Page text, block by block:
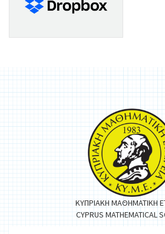
ΚΥΠΡΙΑΚΗ ΜΑΘΗΜΑΤΙΚΗ
CYPRUS MATHEMATICAL